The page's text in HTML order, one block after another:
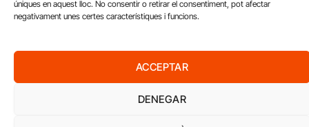
úniques en aquest lloc. No consentir o retirar el consentiment, pot afectar
negativament unes certes característiques i funcions.
ACCEPTAR
DENEGAR